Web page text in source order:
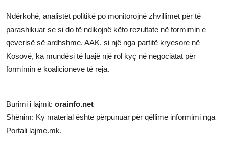
Ndërkohë, analistët politikë po monitorojnë zhvillimet për të
parashikuar se si do të ndikojnë këto rezultate në formimin e
qeverisë së ardhshme. AAK, si një nga partitë kryesore në
Kosovë, ka mundësi të luajë një rol kyç në negociatat për
formimin e koalicioneve të reja.
Burimi i lajmit: orainfo.net
Shënim: Ky material është përpunuar për qëllime informimi nga
Portali lajme.mk.